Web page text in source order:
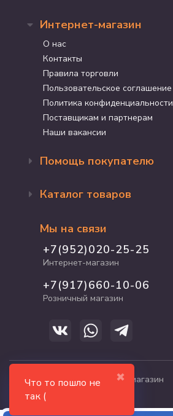
✖
Что то пошло не
так (
Интернет-магазин
О нас
Контакты
Правила торговли
Пользовательское соглашение
Политика конфиденциальности
Поставщикам и партнерам
Наши вакансии
Помощь покупателю
Доставка и оплата
Программа лояльности
График работы
Полезные статьи
Каталог товаров
Акции
Для кошек
Для собак
Для грызунов
Для рыб и рептилий
Мы на связи
+7(952)020-25-25
Интернет-магазин
+7(917)660-10-06
Розничный магазин
© 2017-2026 zooshop21.ru - магазин
зоотоваров в Чебоксарах